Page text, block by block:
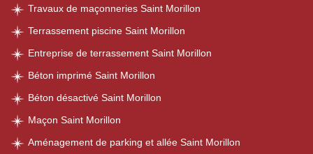
Travaux de maçonneries Saint Morillon
Terrassement piscine Saint Morillon
Entreprise de terrassement Saint Morillon
Béton imprimé Saint Morillon
Béton désactivé Saint Morillon
Maçon Saint Morillon
Aménagement de parking et allée Saint Morillon